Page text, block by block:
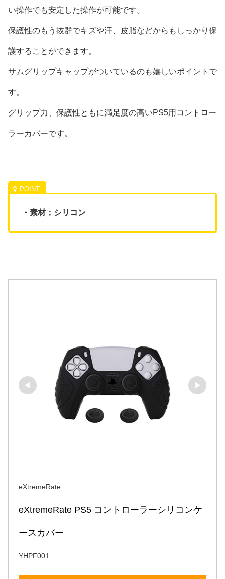
い操作でも安定した操作が可能です。
保護性のもう抜群でキズや汗、皮脂などからもしっかり保
護することができます。
サムグリップキャップがついているのも嬉しいポイントで
す。
グリップ力、保護性ともに満足度の高いPS5用コントロー
ラーカバーです。
・素材；シリコン
eXtremeRate
eXtremeRate PS5 コントローラーシリコンケ
ースカバー
YHPF001